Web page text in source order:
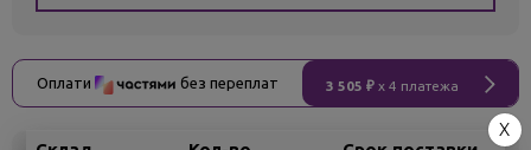
Оплати без переплат 3 505 ₽ x 4 платежа
X